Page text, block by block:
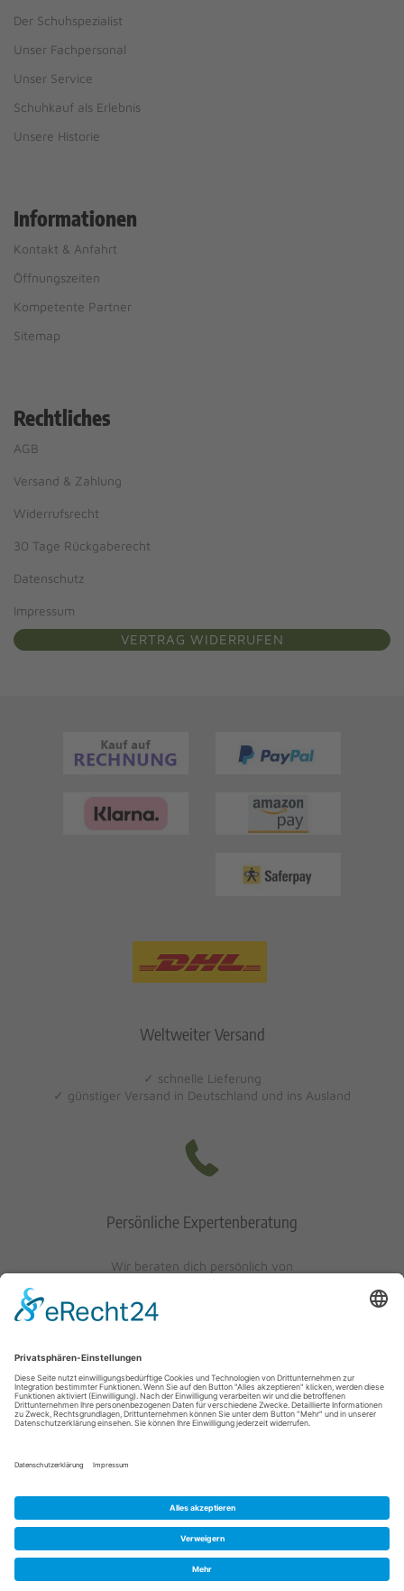
Der Schuhspezialist
Unser Fachpersonal
Unser Service
Schuhkauf als Erlebnis
Unsere Historie
Informationen
Kontakt & Anfahrt
Öffnungszeiten
Kompetente Partner
Sitemap
Rechtliches
AGB
Versand & Zahlung
Widerrufsrecht
30 Tage Rückgaberecht
Datenschutz
Impressum
VERTRAG WIDERRUFEN
Weltweiter Versand
✓ schnelle Lieferung
✓ günstiger Versand in Deutschland und ins Ausland
Persönliche Expertenberatung
Wir beraten dich persönlich von
0621/405401-10
© 2023 Schuh-Keller KG | Wredestraße 10 | D-67059
Ludwigshafen/Rhein | info@schuh-keller.de | Tel. 0621/405401-10